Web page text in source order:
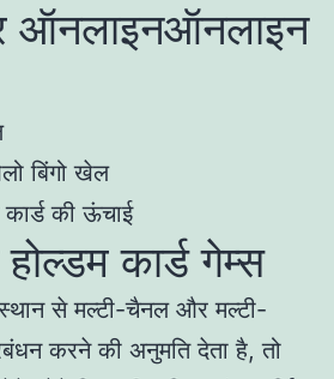
ऑनलाइनऑनलाइन
बिंगो खेल
की ऊंचाई
कार्ड गेम्स
से मल्टी-चैनल और मल्टी-
करने की अनुमति देता है, तो